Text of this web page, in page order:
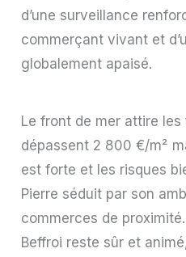
d’une surveillance
commerçant vivant et
globalement apaisé.
Le front de mer attire
dépassent 2 800 €/m²
est forte et les risques
Pierre séduit par son
commerces de
Beffroi reste sûr et